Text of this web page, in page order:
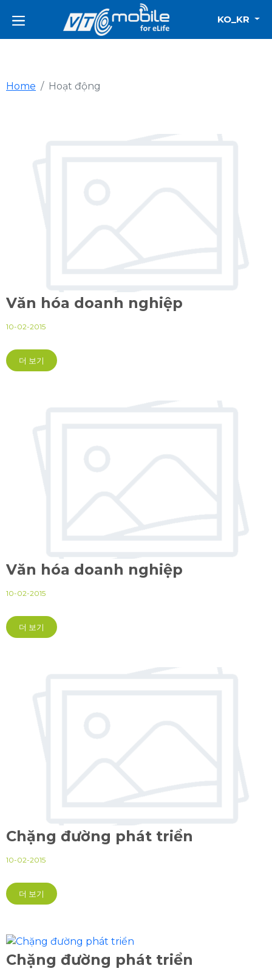
KO_KR
Home Hoạt động
Văn hóa doanh nghiệp
10-02-2015
더 보기
Văn hóa doanh nghiệp
10-02-2015
더 보기
Chặng đường phát triển
10-02-2015
더 보기
Chặng đường phát triển